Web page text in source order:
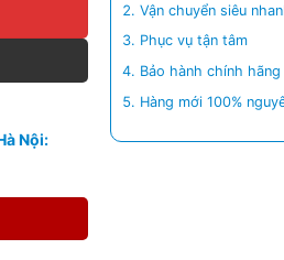
Nội:
Vận chuyển siêu
Phục vụ tận tâm
Bảo hành chính
Hàng mới 100%